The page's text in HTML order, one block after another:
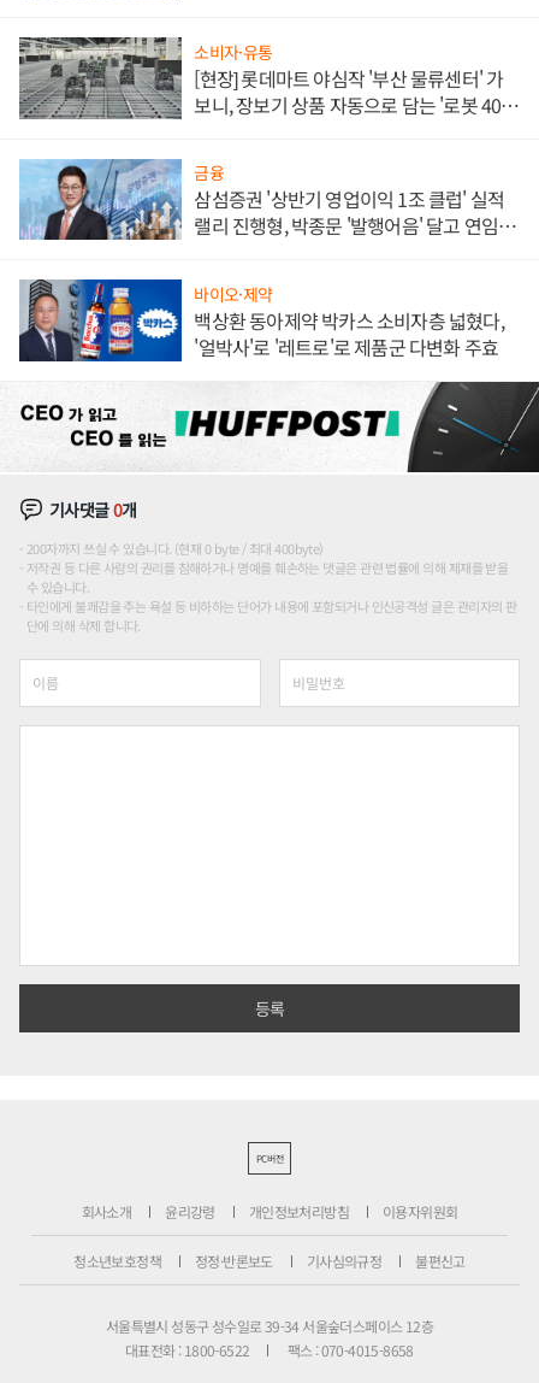
소비자·유통
[현장] 롯데마트 야심작 '부산 물류센터' 가
보니, 장보기 상품 자동으로 담는 '로봇 400
금융
삼섬증권 '상반기 영업이익 1조 클럽' 실적
랠리 진행형, 박종문 '발행어음' 달고 연임 향
바이오·제약
백상환 동아제약 박카스 소비자층 넓혔다,
'얼박사'로 '레트로'로 제품군 다변화 주효
기사댓글0개
200자까지 쓰실 수 있습니다. (현재 0 byte / 최대 400byte)
저작권 등 다른 사람의 권리를 침해하거나 명예를 훼손하는 댓글은 관련 법률에 의해 제재를 받을
수 있습니다.
타인에게 불쾌감을 주는 욕설 등 비하하는 단어가 내용에 포함되거나 인신공격성 글은 관리자의 판
단에 의해 삭제 합니다.
PC버전
회사소개 윤리강령 개인정보처리방침 이용자위원회
청소년보호정책 정정·반론보도 기사심의규정 불편신고
서울특별시 성동구 성수일로 39-34 서울숲더스페이스 12층
대표전화 : 1800-6522
팩스 : 070-4015-8658